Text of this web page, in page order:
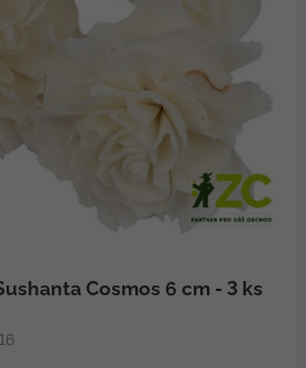
Cosmos 6 cm - 3 ks